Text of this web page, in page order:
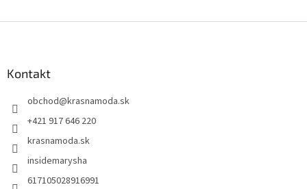
Kontakt
obchod@krasnamoda.sk
+421 917 646 220
krasnamoda.sk
insidemarysha
617105028916991